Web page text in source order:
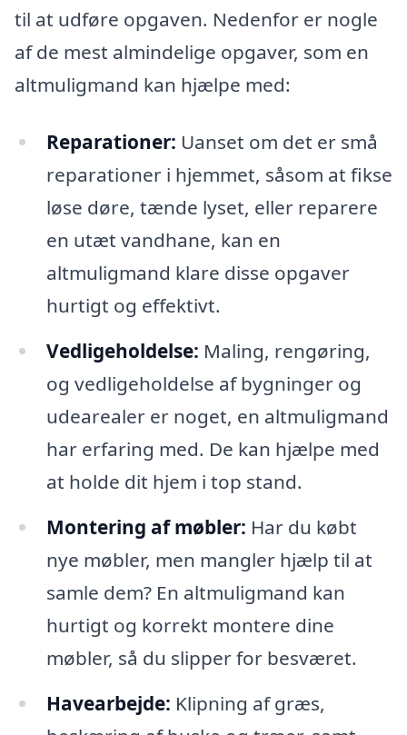
til at udføre opgaven. Nedenfor er nogle
af de mest almindelige opgaver, som en
altmuligmand kan hjælpe med:
Reparationer: Uanset om det er små
reparationer i hjemmet, såsom at fikse
løse døre, tænde lyset, eller reparere
en utæt vandhane, kan en
altmuligmand klare disse opgaver
hurtigt og effektivt.
Vedligeholdelse: Maling, rengøring,
og vedligeholdelse af bygninger og
udearealer er noget, en altmuligmand
har erfaring med. De kan hjælpe med
at holde dit hjem i top stand.
Montering af møbler: Har du købt
nye møbler, men mangler hjælp til at
samle dem? En altmuligmand kan
hurtigt og korrekt montere dine
møbler, så du slipper for besværet.
Havearbejde: Klipning af græs,